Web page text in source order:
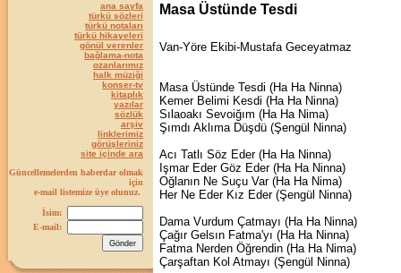
ana sayfa
türkü sözleri
türkü notaları
türkü hikayeleri
gönül verenler
bağlama-nota
ozanlarımız
halk müziği
konser-tv
kitaplık
yazılar
sözlük
arşiv
linklerimiz
görüşleriniz
site içinde ara
Güncellemelerden haberdar olmak
için
e-mail listemize üye olunuz.
İsim:
E-mail:
Masa Üstünde Tesdi
Van-Yöre Ekibi-Mustafa Geceyatmaz
Masa Üstünde Tesdi (Ha Ha Ninna)
Kemer Belimi Kesdi (Ha Ha Ninna)
Sılaoakı Sevoiğım (Ha Ha Nima)
Şımdı Aklıma Düşdü (Şengül Ninna)
Acı Tatlı Söz Eder (Ha Ha Ninna)
Işmar Eder Göz Eder (Ha Ha Ninna)
Oğlanın Ne Suçu Var (Ha Ha Nima)
Her Ne Eder Kız Eder (Şengül Ninna)
Dama Vurdum Çatmayı (Ha Ha Ninna)
Çağır Gelsın Fatma'yı (Ha Ha Ninna)
Fatma Nerden Öğrendin (Ha Ha Nima)
Çarşaftan Kol Atmayı (Şengül Ninna)